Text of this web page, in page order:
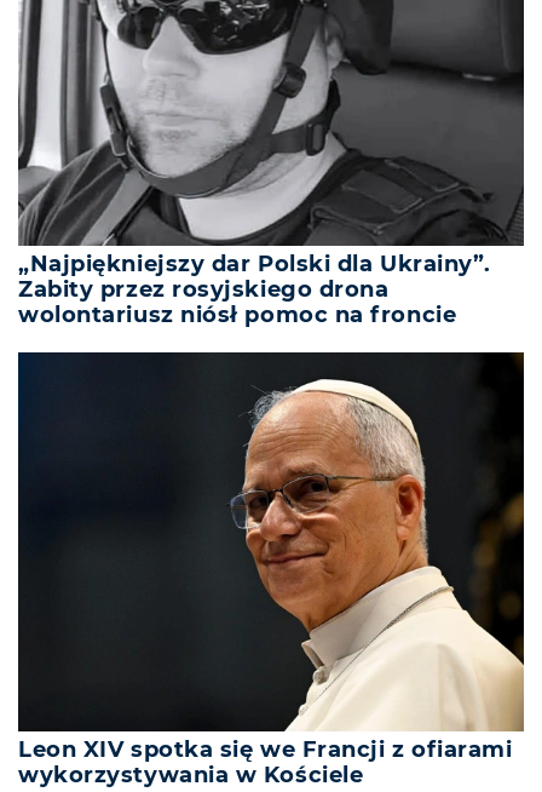
„Najpiękniejszy dar Polski dla Ukrainy”.
Zabity przez rosyjskiego drona
wolontariusz niósł pomoc na froncie
Leon XIV spotka się we Francji z ofiarami
wykorzystywania w Kościele